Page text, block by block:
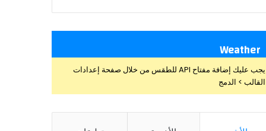
Weather
يجب عليك إضافة مفتاح API للطقس من خلال صفحة إعدادات
القالب > الدمج